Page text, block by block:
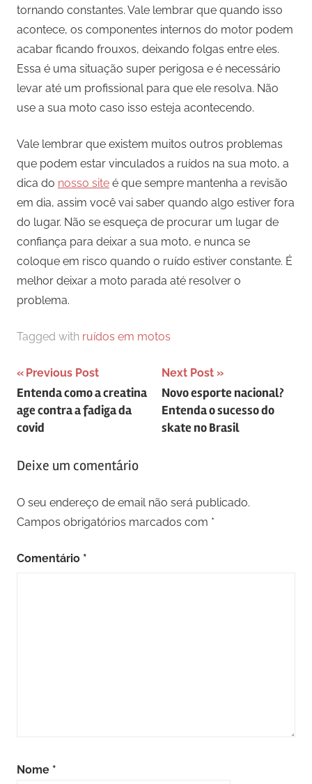
tornando constantes. Vale lembrar que quando isso
acontece, os componentes internos do motor podem
acabar ficando frouxos, deixando folgas entre eles.
Essa é uma situação super perigosa e é necessário
levar até um profissional para que ele resolva. Não
use a sua moto caso isso esteja acontecendo.
Vale lembrar que existem muitos outros problemas
que podem estar vinculados a ruídos na sua moto, a
dica do nosso site é que sempre mantenha a revisão
em dia, assim você vai saber quando algo estiver fora
do lugar. Não se esqueça de procurar um lugar de
confiança para deixar a sua moto, e nunca se
coloque em risco quando o ruído estiver constante. É
melhor deixar a moto parada até resolver o
problema.
Tagged with ruídos em motos
Navegação
de
artigos
Previous Post
Entenda como a creatina
age contra a fadiga da
covid
Next Post
Novo esporte nacional?
Entenda o sucesso do
skate no Brasil
Deixe um comentário
O seu endereço de email não será publicado.
Campos obrigatórios marcados com *
Comentário *
Nome *